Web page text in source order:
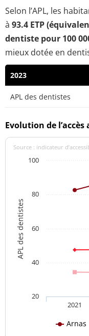
Selon l’APL, les
à 93.4 ETP
dentiste pour 100
mieux dotée en
2023
APL des dentistes
Evolution de
APL des dentistes
Source : indicateur
Arnas
2021
20
40
60
80
100